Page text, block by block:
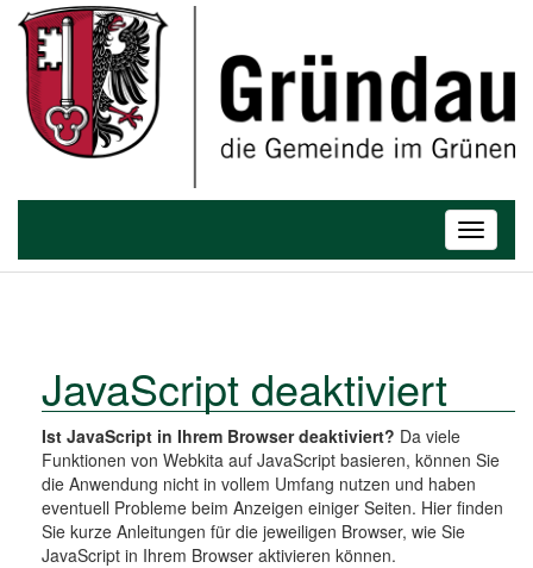
Toggle
JavaScript deaktiviert
Ist JavaScript in Ihrem Browser deaktiviert? Da viele
Funktionen von Webkita auf JavaScript basieren, können Sie
die Anwendung nicht in vollem Umfang nutzen und haben
eventuell Probleme beim Anzeigen einiger Seiten. Hier finden
Sie kurze Anleitungen für die jeweiligen Browser, wie Sie
JavaScript in Ihrem Browser aktivieren können.
T
g
g
v
i
g
a
t
i
o